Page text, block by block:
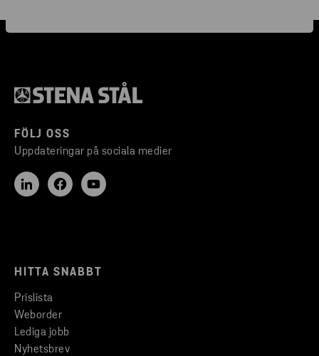
FÖLJ OSS
Uppdateringar på sociala medier
HITTA SNABBT
Prislista
Weborder
Lediga jobb
Nyhetsbrev